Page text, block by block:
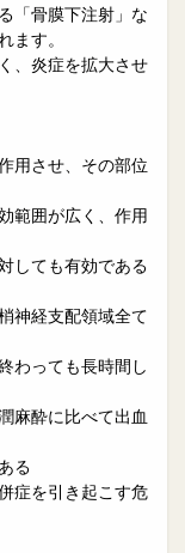
「骨膜下注射」な
ます。
、炎症を拡大させ
用させ、その部位
範囲が広く、作用
しても有効である
神経支配領域全て
わっても長時間し
麻酔に比べて出血
る
症を引き起こす危